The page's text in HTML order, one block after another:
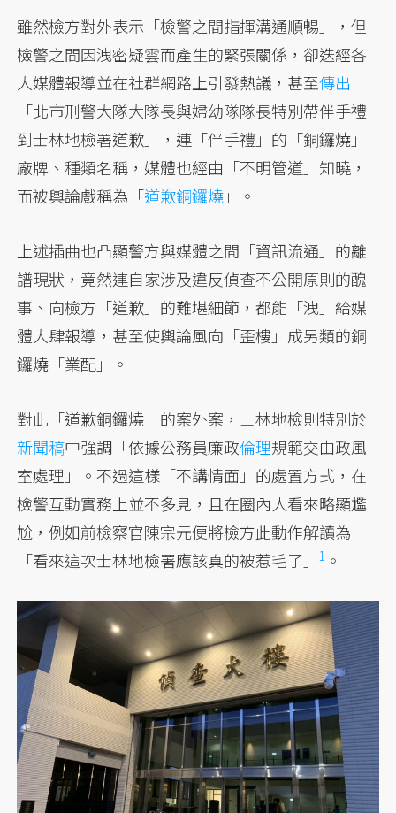
雖然檢方對外表示「檢警之間指揮溝通順暢」，但
檢警之間因洩密疑雲而產生的緊張關係，卻迭經各
大媒體報導並在社群網路上引發熱議，甚至傳出
「北市刑警大隊大隊長與婦幼隊隊長特別帶伴手禮
到士林地檢署道歉」，連「伴手禮」的「銅鑼燒」
廠牌、種類名稱，媒體也經由「不明管道」知曉，
而被輿論戲稱為「道歉銅鑼燒」。
上述插曲也凸顯警方與媒體之間「資訊流通」的離
譜現狀，竟然連自家涉及違反偵查不公開原則的醜
事、向檢方「道歉」的難堪細節，都能「洩」給媒
體大肆報導，甚至使輿論風向「歪樓」成另類的銅
鑼燒「業配」。
對此「道歉銅鑼燒」的案外案，士林地檢則特別於
新聞稿中強調「依據公務員廉政倫理規範交由政風
室處理」。不過這樣「不講情面」的處置方式，在
檢警互動實務上並不多見，且在圈內人看來略顯尷
尬，例如前檢察官陳宗元便將檢方此動作解讀為
「看來這次士林地檢署應該真的被惹毛了」1 。